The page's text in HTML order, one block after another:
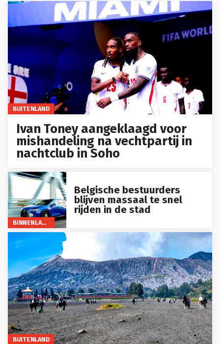
BUITENLAND
Ivan Toney aangeklaagd voor
mishandeling na vechtpartij in
nachtclub in Soho
BINNENLAND
Belgische bestuurders
blijven massaal te snel
rijden in de stad
BUITENLAND